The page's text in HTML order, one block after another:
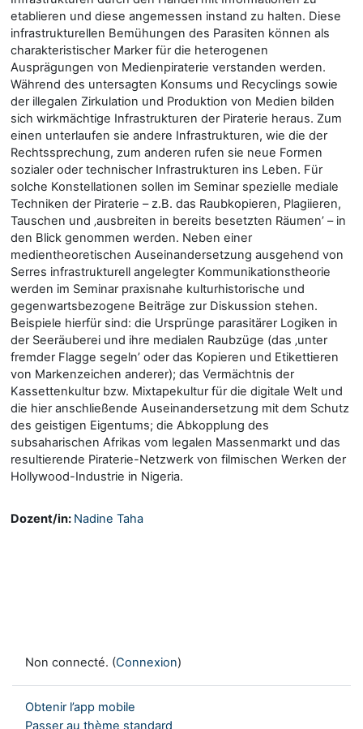
etablieren und diese angemessen instand zu halten. Diese
infrastrukturellen Bemühungen des Parasiten können als
charakteristischer Marker für die heterogenen
Ausprägungen von Medienpiraterie verstanden werden.
Während des untersagten Konsums und Recyclings sowie
der illegalen Zirkulation und Produktion von Medien bilden
sich wirkmächtige Infrastrukturen der Piraterie heraus. Zum
einen unterlaufen sie andere Infrastrukturen, wie die der
Rechtssprechung, zum anderen rufen sie neue Formen
sozialer oder technischer Infrastrukturen ins Leben. Für
solche Konstellationen sollen im Seminar spezielle mediale
Techniken der Piraterie – z.B. das Raubkopieren, Plagiieren,
Tauschen und ‚ausbreiten in bereits besetzten Räumen’ – in
den Blick genommen werden. Neben einer
medientheoretischen Auseinandersetzung ausgehend von
Serres infrastrukturell angelegter Kommunikationstheorie
werden im Seminar praxisnahe kulturhistorische und
gegenwartsbezogene Beiträge zur Diskussion stehen.
Beispiele hierfür sind: die Ursprünge parasitärer Logiken in
der Seeräuberei und ihre medialen Raubzüge (das ‚unter
fremder Flagge segeln’ oder das Kopieren und Etikettieren
von Markenzeichen anderer); das Vermächtnis der
Kassettenkultur bzw. Mixtapekultur für die digitale Welt und
die hier anschließende Auseinandersetzung mit dem Schutz
des geistigen Eigentums; die Abkopplung des
subsaharischen Afrikas vom legalen Massenmarkt und das
resultierende Piraterie-Netzwerk von filmischen Werken der
Hollywood-Industrie in Nigeria.
Dozent/in: Nadine Taha
Non connecté. (Connexion)
Obtenir l’app mobile
Passer au thème standard